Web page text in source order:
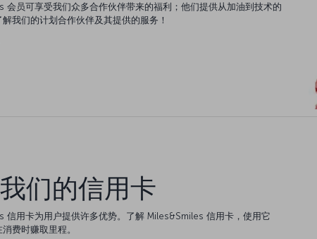
会员可享受我们众多合作伙伴带来的福利；他们提供从加油到技术的
我们的计划合作伙伴及其提供的服务！
们的信用卡
信用卡为用户提供许多优势。了解 Miles&Smiles 信用卡，使用它
费时赚取里程。